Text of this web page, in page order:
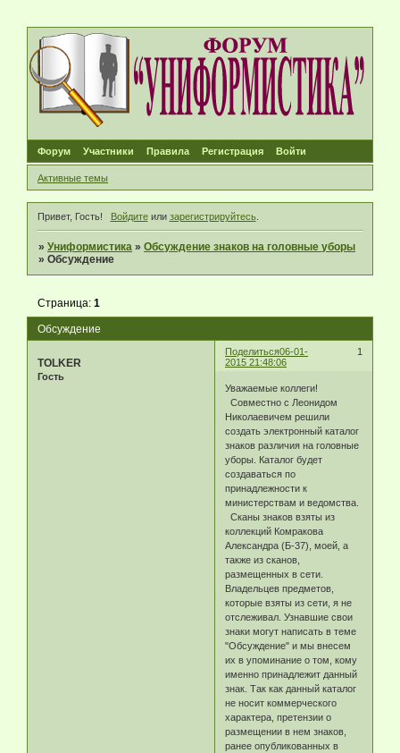
Форум Участники Правила Регистрация Войти
Активные темы
Привет, Гость! Войдитеили зарегистрируйтесь.
»Униформистика »Обсуждение знаков на головные уборы
»Обсуждение
Обсуждение
Страница:1
Поделиться 1
06-01-
2015 21:48:06
TOLKER
Гость
Уважаемые коллеги!
Совместно с Леонидом
Николаевичем решили
создать электронный каталог
знаков различия на головные
уборы. Каталог будет
создаваться по
принадлежности к
министерствам и ведомства.
Сканы знаков взяты из
коллекций Комракова
Александра (Б-37), моей, а
также из сканов,
размещенных в сети.
Владельцев предметов,
которые взяты из сети, я не
отслеживал. Узнавшие свои
знаки могут написать в теме
"Обсуждение" и мы внесем
их в упоминание о том, кому
именно принадлежит данный
знак. Так как данный каталог
не носит коммерческого
характера, претензии о
размещении в нем знаков,
ранее опубликованных в